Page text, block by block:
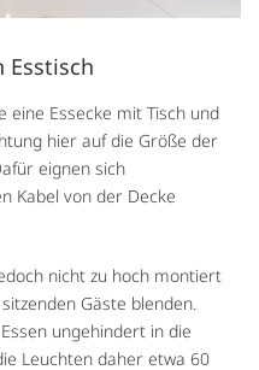
Esstisch
eine Essecke mit Tisch und
hier auf die Größe der
eignen sich
Kabel von der Decke
nicht zu hoch montiert
Gäste blenden.
ungehindert in die
Leuchten daher etwa 60